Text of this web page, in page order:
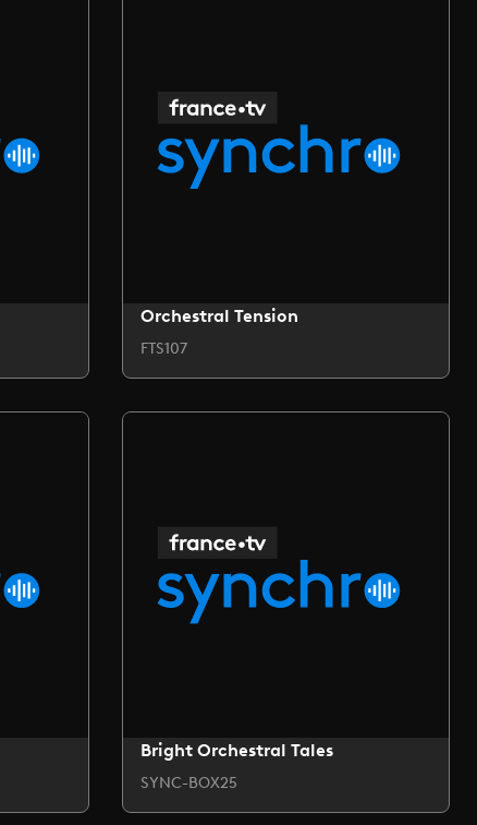
Orchestral Tension
FTS107
Bright Orchestral Tales
SYNC-BOX25